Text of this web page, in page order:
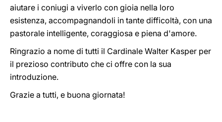
aiutare i coniugi a viverlo con gioia nella loro
esistenza, accompagnandoli in tante difficoltà, con una
pastorale intelligente, coraggiosa e piena d'amore.
Ringrazio a nome di tutti il Cardinale Walter Kasper per
il prezioso contributo che ci offre con la sua
introduzione.
Grazie a tutti, e buona giornata!